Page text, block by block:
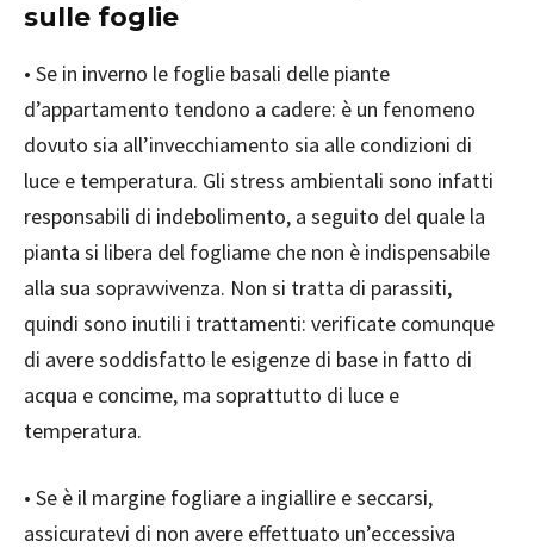
sulle foglie
• Se in inverno le foglie basali delle piante
d’appartamento tendono a cadere: è un fenomeno
dovuto sia all’invecchiamento sia alle condizioni di
luce e temperatura. Gli stress ambientali sono infatti
responsabili di indebolimento, a seguito del quale la
pianta si libera del fogliame che non è indispensabile
alla sua sopravvivenza. Non si tratta di parassiti,
quindi sono inutili i trattamenti: verificate comunque
di avere soddisfatto le esigenze di base in fatto di
acqua e concime, ma soprattutto di luce e
temperatura.
• Se è il margine fogliare a ingiallire e seccarsi,
assicuratevi di non avere effettuato un’eccessiva